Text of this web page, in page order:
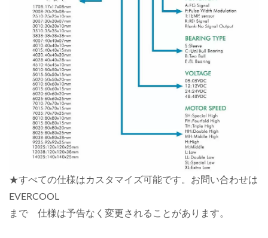
★すべての仕様はカスタマイズ可能です。お問い合わせは
EVERCOOL
まで 仕様は予告なく変更されることがあります。